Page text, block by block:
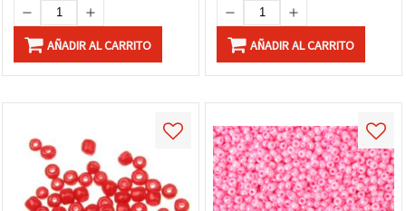
AÑADIR AL CARRITO AÑADIR AL CARRITO